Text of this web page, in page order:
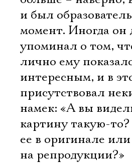
и был
момент. Иногда он
упоминал о том,
лично ему
интересным, и в
присутствовал
намек: «А вы
картину такую-
ее в оригинале
на репродукции?»